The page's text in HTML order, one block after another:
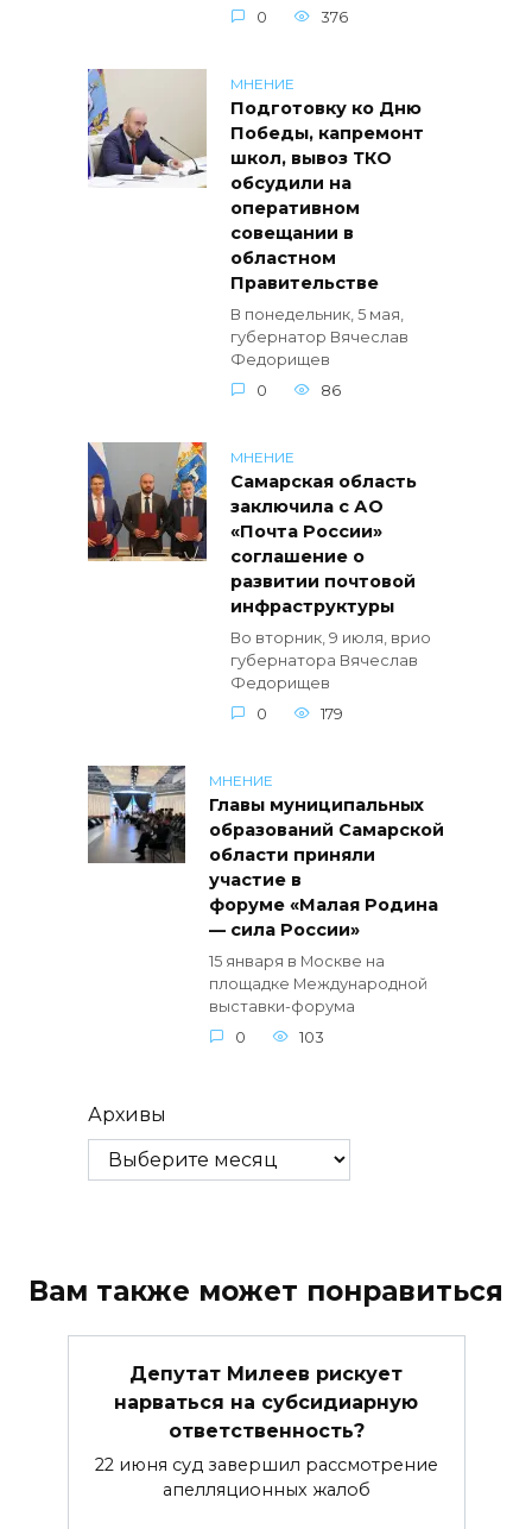
0 376
МНЕНИЕ
Подготовку ко Дню
Победы, капремонт
школ, вывоз ТКО
обсудили на
оперативном
совещании в
областном
Правительстве
В понедельник, 5 мая,
губернатор Вячеслав
Федорищев
0
86
МНЕНИЕ
Самарская область
заключила с АО
«Почта России»
соглашение о
развитии почтовой
инфраструктуры
Во вторник, 9 июля, врио
губернатора Вячеслав
Федорищев
0
179
МНЕНИЕ
Главы муниципальных
образований Самарской
области приняли
участие в
форуме «Малая Родина
— сила России»
15 января в Москве на
площадке Международной
выставки-форума
0
103
Архивы
Вам также может понравиться
Депутат Милеев рискует
нарваться на субсидиарную
ответственность?
22 июня суд завершил рассмотрение
апелляционных жалоб